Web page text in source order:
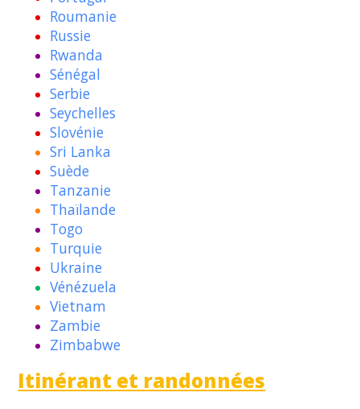
Roumanie
Russie
Rwanda
Sénégal
Serbie
Seychelles
Slovénie
Sri Lanka
Suède
Tanzanie
Thaïlande
Togo
Turquie
Ukraine
Vénézuela
Vietnam
Zambie
Zimbabwe
Itinérant et randonnées